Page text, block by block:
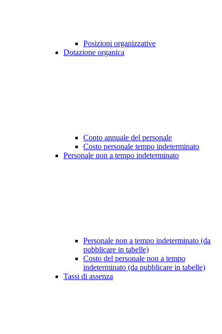
Posizioni organizzative
Dotazione organica
Conto annuale del personale
Costo personale tempo indeterminato
Personale non a tempo indeterminato
Personale non a tempo indeterminato (da
pubblicare in tabelle)
Costo del personale non a tempo
indeterminato (da pubblicare in tabelle)
Tassi di assenza